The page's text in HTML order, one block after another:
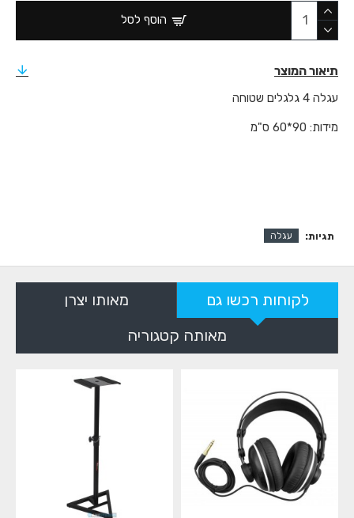
הוסף לסל
תיאור המוצר
עגלה 4 גלגלים שטוחה
מידות: 90*60 ס"מ
תגיות: עגלה
לקוחות רכשו גם
מאותו יצרן
מאותה קטגוריה